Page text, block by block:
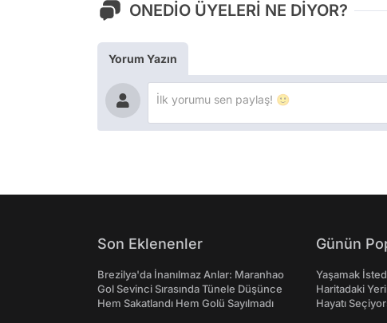
ONEDİO ÜYELERİ NE DİYOR?
Yorum Yazın
Son Eklenenler
Brezilya'da İnanılmaz Anlar: Maranhao
Gol Sevinci Sırasında Tünele Düşünce
Hem Sakatlandı Hem Golü Sayılmadı
Günün
Yaşamak
Haritadaki
Hayatı